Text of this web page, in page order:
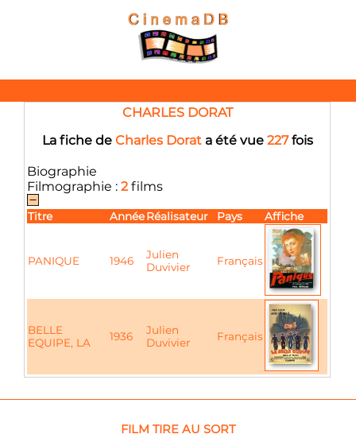
CHARLES DORAT
La fiche de Charles Dorata été vue 227fois
Biographie
Filmographie : 2films
Titre AnnéeRéalisateur Pays Affiche
PANIQUE 1946
Julien
Duvivier
Français
BELLE
EQUIPE, LA
1936
Julien
Duvivier
Français
FILM TIRE AU SORT